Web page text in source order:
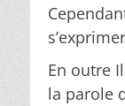
En outre
la parole